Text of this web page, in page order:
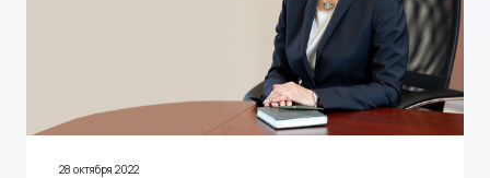
28 октября 2022